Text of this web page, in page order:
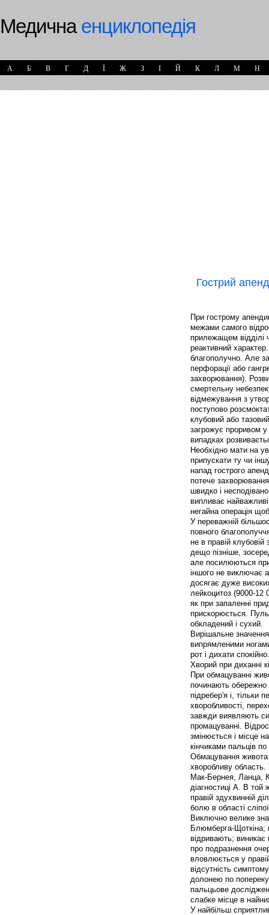
Медичнаенциклопедія
А Б В Г Д Ї Ж З І Й К Л М Н
Гострий
При гострому
межами самого
прилежащем відділі
реактивний
благополучно. Але
перфорації або
захворювання).
смертельну
відмежування з
поступово
клубовий або
загрожує проривом у
випадках
Необхідно мати на
припускати ту чи
напад гострого
потече
швидко і
випливає
негайна операція
У переважній
повного
не в правій клубовій
дещо пізніше,
але посилюються при
іншого не виключає
досягає дуже
лейкоцитоз (9000-12
як при запаленні
прискорюється.
обкладений і сухий.
Вирішальне
випрямленими
рот і дихати спокійно.
Хворий при диханні
При обмацуванні
починають обережно
підребер'я і, тільки
хворобливості,
завжди виявляють
промацуванні.
змінюється і місце
кінчиками пальців
Обмацування
хворобливу область.
Мак-Бернея, Ланца,
діагностиці А. В той
правій здухвинній
болю в області
Виключно велике
Блюмберга-Щоткіна;
відривають; виникає
про подразнення
вловлюється у
відсутність
долонею по
пальцьове
слабке місце в
У найбільш